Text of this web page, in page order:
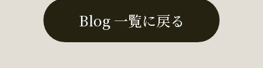
Blog 一覧に戻る